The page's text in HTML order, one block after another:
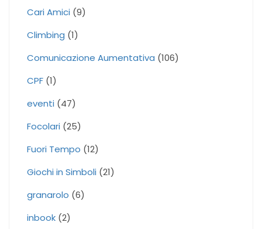
Cari Amici (9)
Climbing (1)
Comunicazione Aumentativa (106)
CPF (1)
eventi (47)
Focolari (25)
Fuori Tempo (12)
Giochi in Simboli (21)
granarolo (6)
inbook (2)